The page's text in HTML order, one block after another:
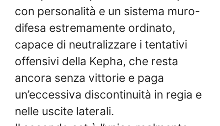
con personalità e un sistema muro-
difesa estremamente ordinato,
capace di neutralizzare i tentativi
offensivi della Kepha, che resta
ancora senza vittorie e paga
un’eccessiva discontinuità in regia e
nelle uscite laterali.